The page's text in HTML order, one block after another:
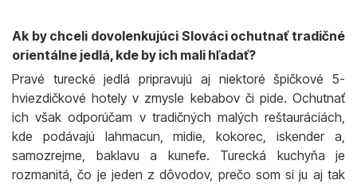
Ak by chceli dovolenkujúci Slováci ochutnať tradičné
orientálne jedlá, kde by ich mali hľadať?
Pravé turecké jedlá pripravujú aj niektoré špičkové 5-
hviezdičkové hotely v zmysle kebabov či pide. Ochutnať
ich však odporúčam v tradičných malých reštauráciách,
kde podávajú lahmacun, midie, kokorec, iskender a,
samozrejme, baklavu a kunefe. Turecká kuchyňa je
rozmanitá, čo je jeden z dôvodov, prečo som si ju aj tak